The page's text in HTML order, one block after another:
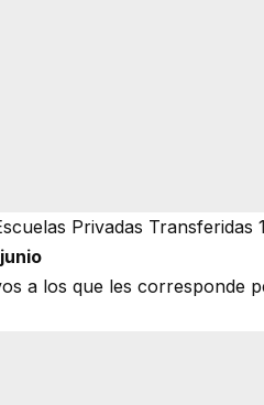
Privadas Transferidas
a los que les corresponde